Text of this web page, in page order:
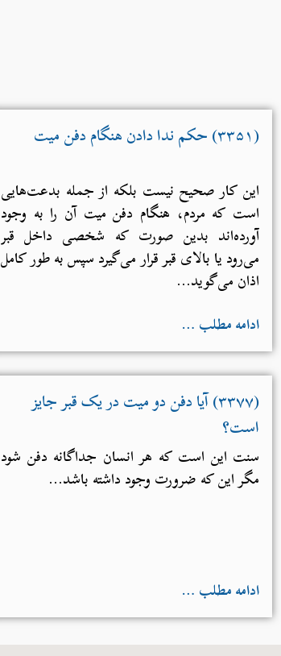
(۳۳۵۱) حکم ندا دادن هنگام دفن میت
این کار صحیح نیست بلکه از جمله بدعت‌هایی
است که مردم، هنگام دفن میت آن را به وجود
آورده‌اند بدین صورت که شخصی داخل قبر
می‌رود یا بالای قبر قرار می‌گیرد سپس به طور کامل
اذان می‌گوید...
ادامه مطلب …
(۳۳۷۷) آیا دفن دو میت در یک قبر جایز
است؟
سنت این است که هر انسان جداگانه دفن شود
مگر این که ضرورت وجود داشته باشد...
ادامه مطلب …